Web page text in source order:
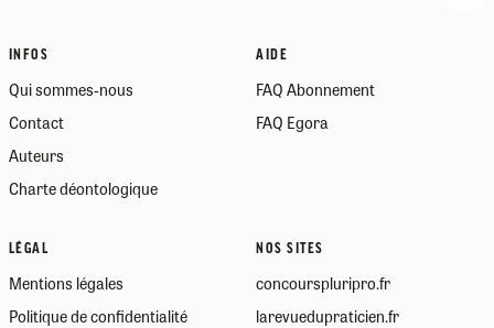
INFOS
Qui sommes-nous
Contact
Auteurs
Charte déontologique
AIDE
FAQ Abonnement
FAQ Egora
LÉGAL
Mentions légales
Politique de confidentialité
NOS SITES
concourspluripro.fr
larevuedupraticien.fr